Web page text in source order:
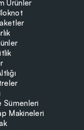
Ürünler
Sümenleri
Makineleri